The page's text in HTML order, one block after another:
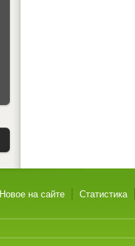
Новое на сайте Статистика